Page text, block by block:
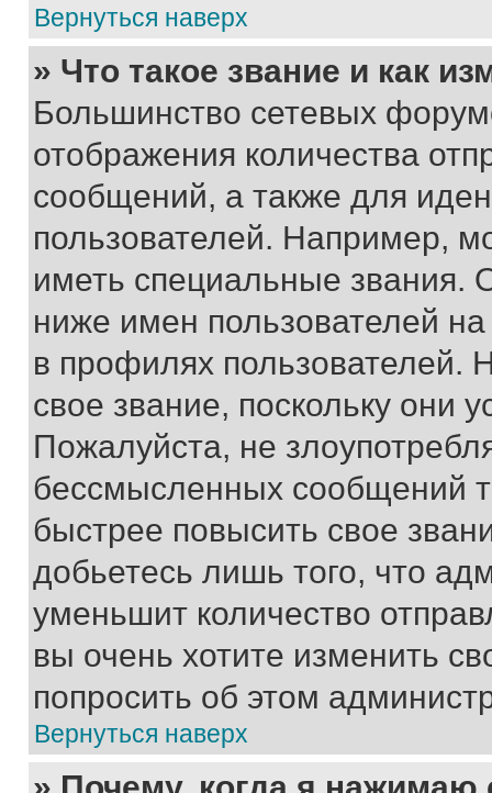
Вернуться наверх
» Что такое звание и как
Большинство сетевых
отображения количества
сообщений, а также для
пользователей. Например,
иметь специальные звания.
ниже имен пользователей
в профилях
свое звание, поскольку они
Пожалуйста, не
бессмысленных сообщений
быстрее повысить свое
добьетесь лишь того, что
уменьшит количество
вы очень хотите изменить
попросить об этом
Вернуться наверх